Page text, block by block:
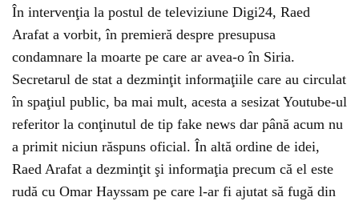
În intervenţia la postul de televiziune Digi24, Raed
Arafat a vorbit, în premieră despre presupusa
condamnare la moarte pe care ar avea-o în Siria.
Secretarul de stat a dezminţit informaţiile care au circulat
în spaţiul public, ba mai mult, acesta a sesizat Youtube-ul
referitor la conţinutul de tip fake news dar până acum nu
a primit niciun răspuns oficial. În altă ordine de idei,
Raed Arafat a dezminţit şi informaţia precum că el este
rudă cu Omar Hayssam pe care l-ar fi ajutat să fugă din